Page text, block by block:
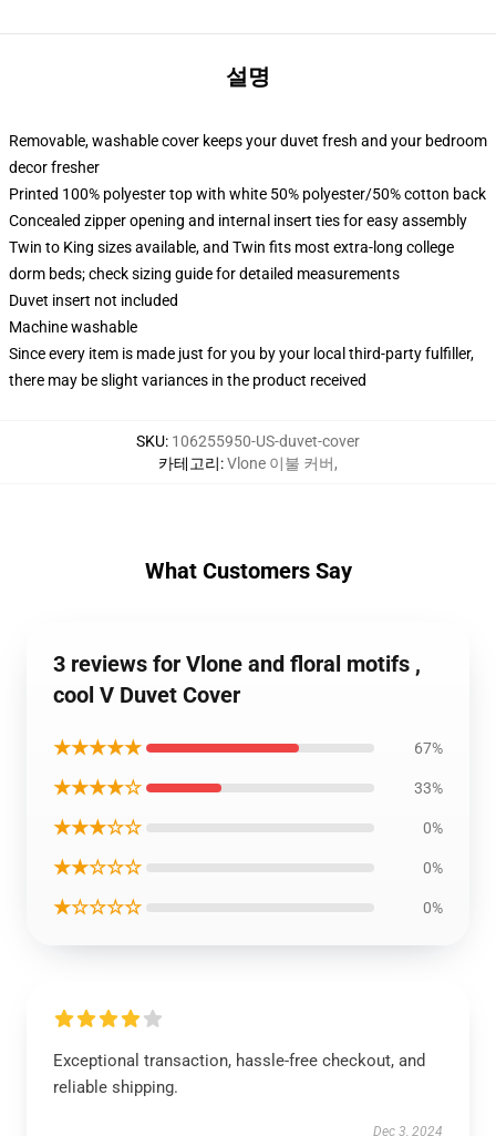
설명
Removable, washable cover keeps your duvet fresh and your bedroom
decor fresher
Printed 100% polyester top with white 50% polyester/50% cotton back
Concealed zipper opening and internal insert ties for easy assembly
Twin to King sizes available, and Twin fits most extra-long college
dorm beds; check sizing guide for detailed measurements
Duvet insert not included
Machine washable
Since every item is made just for you by your local third-party fulfiller,
there may be slight variances in the product received
SKU: 106255950-US-duvet-cover
카테고리:Vlone 이불 커버,
What Customers Say
3 reviews for Vlone and floral motifs ,
cool V Duvet Cover
★★★★★ 67%
★★★★☆ 33%
★★★☆☆ 0%
★★☆☆☆ 0%
★☆☆☆☆ 0%
Exceptional transaction, hassle-free checkout, and
reliable shipping.
Dec 3, 2024